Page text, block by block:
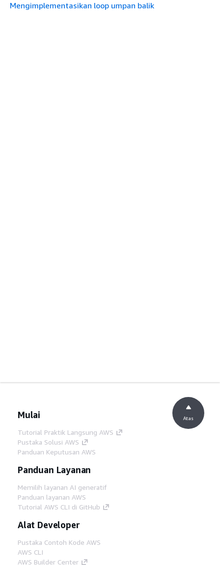
Mengimplementasikan loop umpan balik
Mulai
Tutorial Praktik Langsung AWS
Pustaka Solusi AWS
Panduan Keputusan AWS
Panduan Layanan
Memilih layanan AI generatif
Panduan layanan AWS
Tutorial AWS CLI di GitHub
Alat Developer
Pustaka Contoh Kode AWS
AWS CLI
AWS Builder Center
Atas